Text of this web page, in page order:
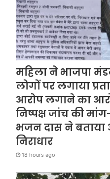
महिला ने भाजपा
लोगों पर लगाया
आरोप लगाने का
निष्पक्ष जांच की
भजन दास ने बताया
निराधार
18 hours ago